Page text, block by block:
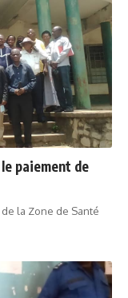
paiement de
la Zone de Santé